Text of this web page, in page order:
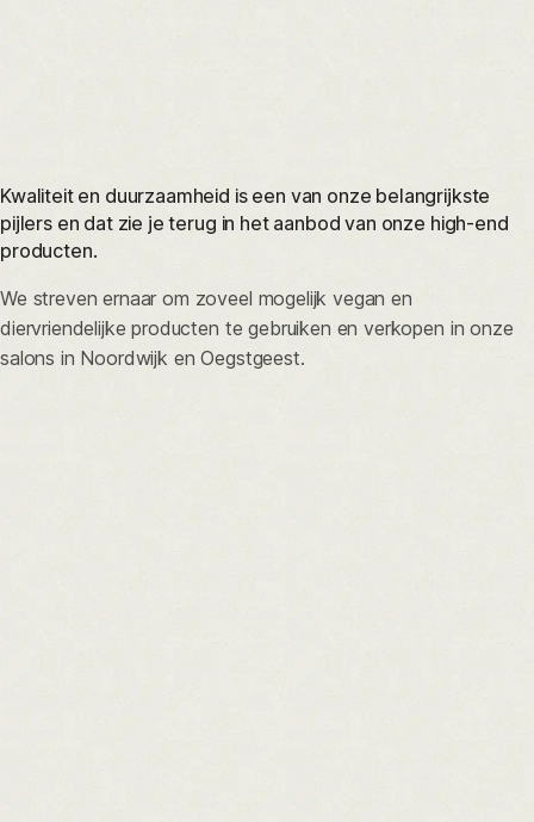
Kwaliteit en duurzaamheid is een van onze belangrijkste
pijlers en dat zie je terug in het aanbod van onze high-end
producten.
We streven ernaar om zoveel mogelijk vegan en
diervriendelijke producten te gebruiken en verkopen in onze
salons in Noordwijk en Oegstgeest.